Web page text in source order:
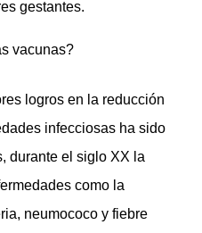
gestantes.
vacunas?
logros en la reducción
infecciosas ha sido
durante el siglo XX la
como la
neumococo y fiebre